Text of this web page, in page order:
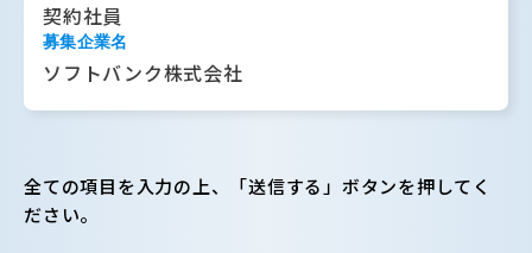
契約社員
募集企業名
ソフトバンク株式会社
全ての項目を入力の上、「送信する」ボタンを押してく
ださい。